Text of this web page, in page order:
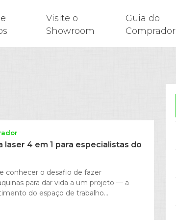
Visite o
Showroom
Guia do
Comprador
laser 4 em 1 para especialistas do
conhecer o desafio de fazer
para dar vida a um projeto — a
do espaço de trabalho...